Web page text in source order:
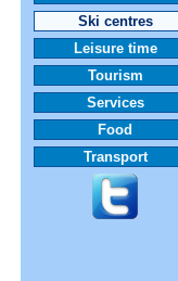
Ski centres
Leisure time
Tourism
Services
Food
Transport